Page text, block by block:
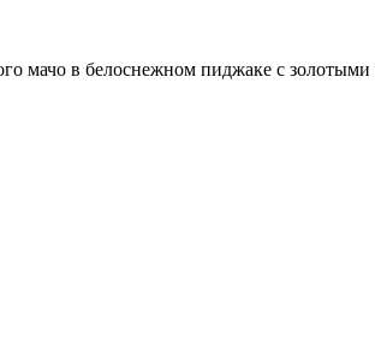
мачо в белоснежном пиджаке с